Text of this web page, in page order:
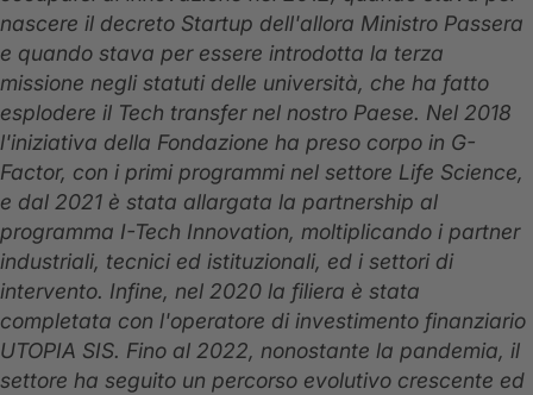
nascere il decreto Startup dell'allora Ministro Passera
e quando stava per essere introdotta la terza
missione negli statuti delle università, che ha fatto
esplodere il Tech transfer nel nostro Paese. Nel 2018
l'iniziativa della Fondazione ha preso corpo in G-
Factor, con i primi programmi nel settore Life Science,
e dal 2021 è stata allargata la partnership al
programma I-Tech Innovation, moltiplicando i partner
industriali, tecnici ed istituzionali, ed i settori di
intervento. Infine, nel 2020 la filiera è stata
completata con l'operatore di investimento finanziario
UTOPIA SIS. Fino al 2022, nonostante la pandemia, il
settore ha seguito un percorso evolutivo crescente ed